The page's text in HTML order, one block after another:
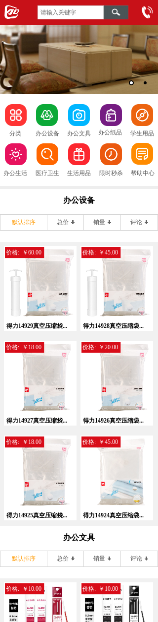
分类 办公设备 办公文具 办公纸品 学生用品
限时秒杀 帮助中心
办公生活 生活用品
医疗卫生
办公设备
默认排序 总价 销量 评论
得力14929真空压缩袋...
价格: ￥60.00
得力14928真空压缩袋...
价格: ￥45.00
得力14927真空压缩袋...
价格: ￥18.00
得力14926真空压缩袋...
价格: ￥20.00
得力14925真空压缩袋...
价格: ￥18.00
得力14924真空压缩袋...
价格: ￥45.00
办公文具
默认排序 总价 销量 评论
价格: ￥10.00 价格: ￥10.00